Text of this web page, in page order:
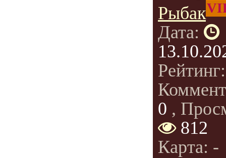
Рыбак
Дата:
0 ,
812
Карта: -